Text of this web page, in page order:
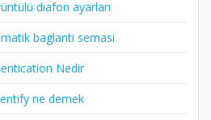
diafon ayarları
baglanti semasi
Nedir
ne demek